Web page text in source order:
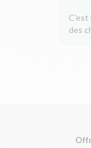
C'est
des